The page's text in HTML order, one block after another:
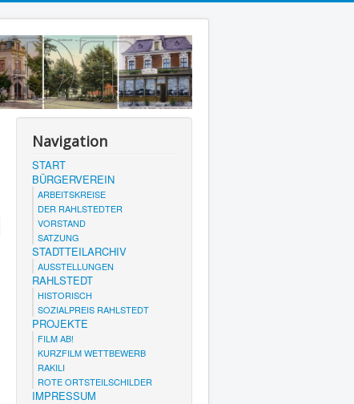
Navigation
START
BÜRGERVEREIN
ARBEITSKREISE
DER RAHLSTEDTER
VORSTAND
SATZUNG
STADTTEILARCHIV
AUSSTELLUNGEN
RAHLSTEDT
HISTORISCH
SOZIALPREIS RAHLSTEDT
PROJEKTE
FILM AB!
KURZFILM WETTBEWERB
RAKILI
ROTE ORTSTEILSCHILDER
IMPRESSUM